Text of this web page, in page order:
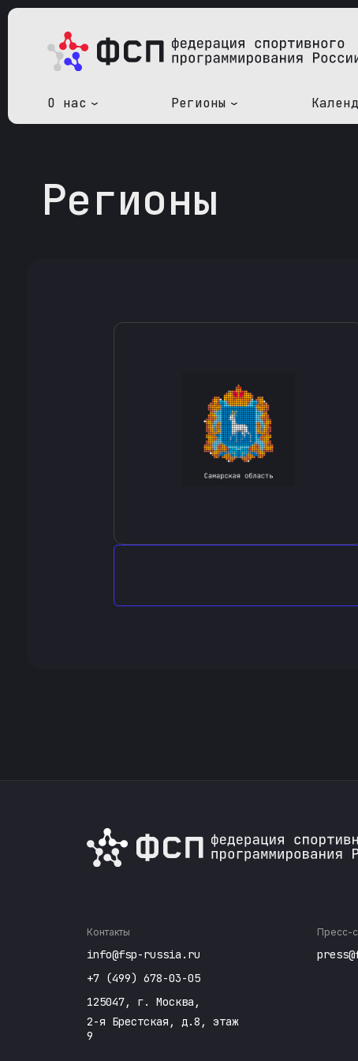
О нас Регионы
Регионы
Контакты
info@fsp-russia.ru
+7 (499) 678-03-05
125047, г. Москва,
2-я Брестская, д.8, этаж
9
Пресс-